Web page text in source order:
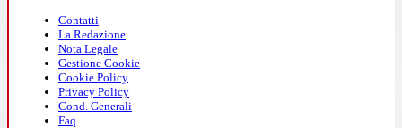
Contatti
La Redazione
Nota Legale
Gestione Cookie
Cookie Policy
Privacy Policy
Cond. Generali
Faq